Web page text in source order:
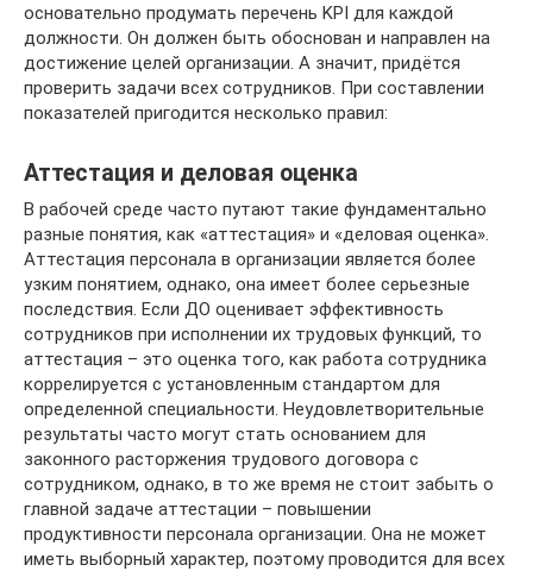
основательно продумать перечень KPI для каждой
должности. Он должен быть обоснован и направлен на
достижение целей организации. А значит, придётся
проверить задачи всех сотрудников. При составлении
показателей пригодится несколько правил:
Аттестация и деловая оценка
В рабочей среде часто путают такие фундаментально
разные понятия, как «аттестация» и «деловая оценка».
Аттестация персонала в организации является более
узким понятием, однако, она имеет более серьезные
последствия. Если ДО оценивает эффективность
сотрудников при исполнении их трудовых функций, то
аттестация – это оценка того, как работа сотрудника
коррелируется с установленным стандартом для
определенной специальности. Неудовлетворительные
результаты часто могут стать основанием для
законного расторжения трудового договора с
сотрудником, однако, в то же время не стоит забыть о
главной задаче аттестации – повышении
продуктивности персонала организации. Она не может
иметь выборный характер, поэтому проводится для всех